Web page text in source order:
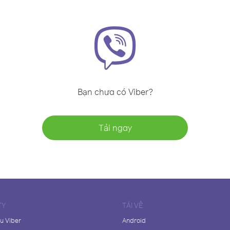
Bạn chưa có Viber?
Tải ngay
Viber
TẢI VỀ
Android